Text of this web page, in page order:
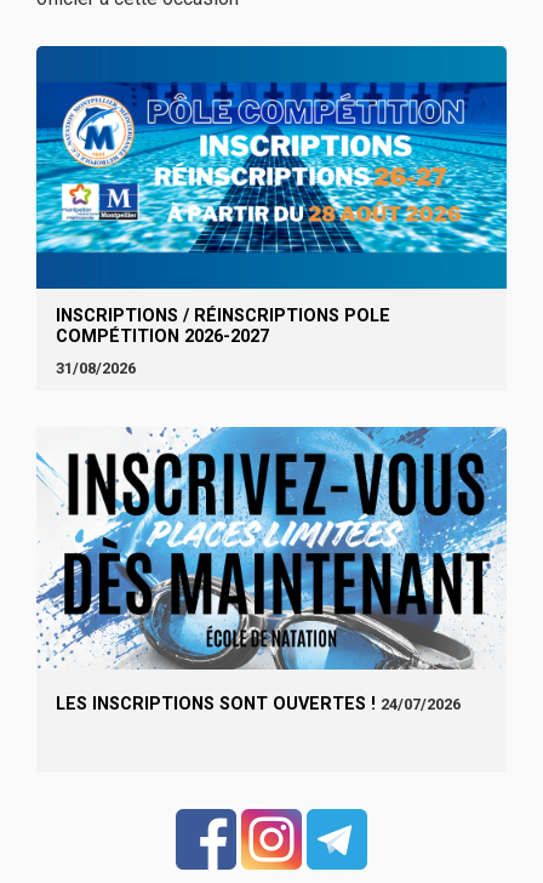
INSCRIPTIONS / RÉINSCRIPTIONS POLE
COMPÉTITION 2026-2027
31/08/2026
LES INSCRIPTIONS SONT OUVERTES ! 24/07/2026